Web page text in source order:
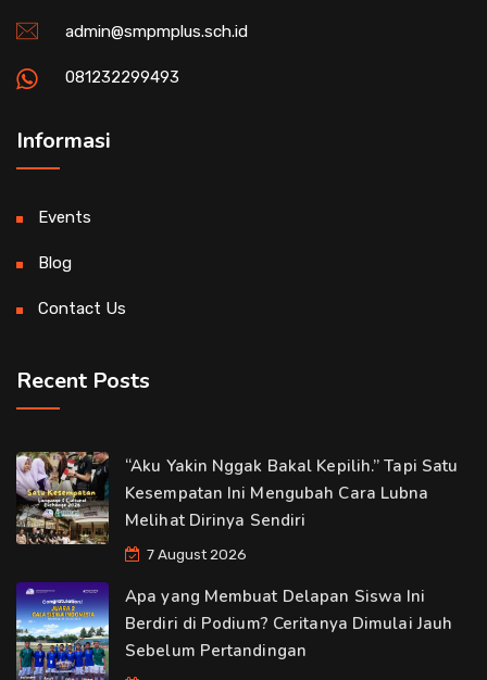
admin@smpmplus.sch.id
081232299493
Informasi
Events
Blog
Contact Us
Recent Posts
“Aku Yakin Nggak Bakal Kepilih.” Tapi Satu
Kesempatan Ini Mengubah Cara Lubna
Melihat Dirinya Sendiri
7 August 2026
Apa yang Membuat Delapan Siswa Ini
Berdiri di Podium? Ceritanya Dimulai Jauh
Sebelum Pertandingan